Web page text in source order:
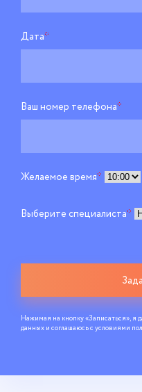
Дата*
Ваш номер телефона*
Желаемое время*
Выберите специалиста*
Нажимая на кнопку «Записаться», я
данных и соглашаюсь c условиями